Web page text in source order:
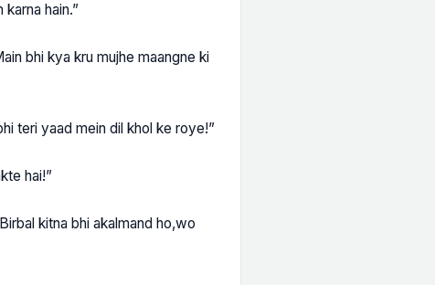
hain.”
bhi kya kru mujhe maangne ki
teri yaad mein dil khol ke roye!”
hai!”
kitna bhi akalmand ho,wo